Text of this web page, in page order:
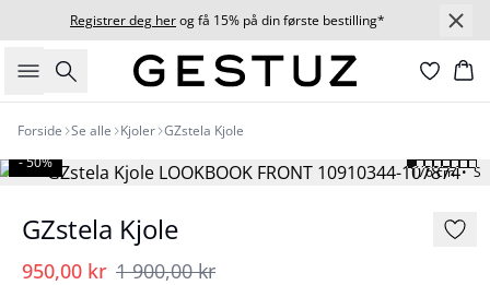
Registrer deg herog få 15% på din første bestilling*
Søk
Forside Se alle Kjoler GZstela Kjole
176 cm • S
- 50%
GZstela Kjole
950,00 kr 1 900,00 kr